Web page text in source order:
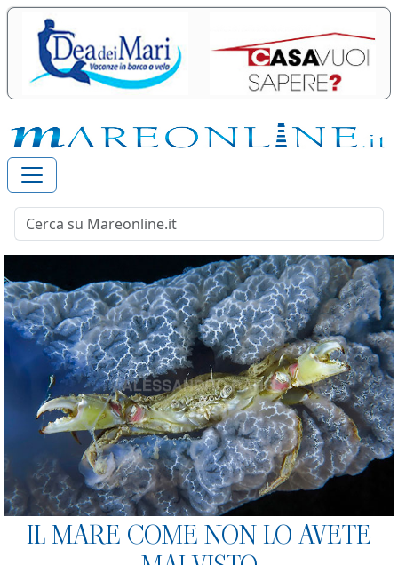
IL MARE COME NON LO AVETE